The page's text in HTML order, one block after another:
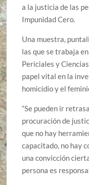
a la justicia de las
Impunidad Cero.
Una muestra,
las que se trabaja
Periciales y
papel vital en la
homicidio y el
“Se pueden ir
procuración de
que no hay
capacitado, no hay
una convicción
persona es